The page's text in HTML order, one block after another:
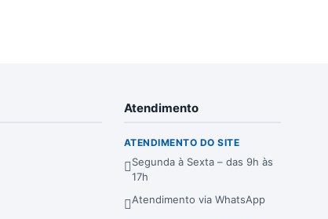
Atendimento
ATENDIMENTO DO SITE
Segunda à Sexta – das 9h às
17h
Atendimento via WhatsApp